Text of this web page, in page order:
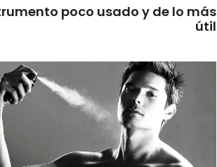
poco usado y de lo más
útil